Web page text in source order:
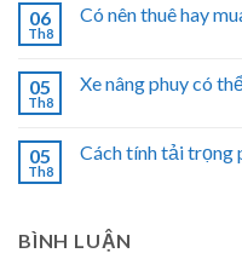
06
Th8
Có nên thuê hay
05
Th8
Xe nâng phuy có
05
Th8
Cách tính tải trọng
BÌNH LUẬN